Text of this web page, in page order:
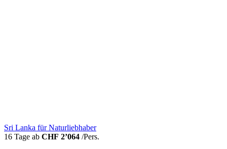
Sri Lanka für Naturliebhaber
16 Tage ab CHF 2’064 /Pers.